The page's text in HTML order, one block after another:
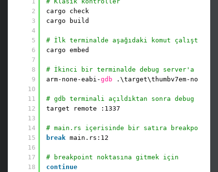
2
3
4
5
6
7
8
9
10
11
12
13
14
15
16
17
18
cargo check
cargo build
# İlk terminalde aşağıdaki komut
cargo embed
# İkinci bir terminalde debug server'a
arm-none-eabi-gdb .\target\thumbv7em-none-
# gdb terminali açıldıktan sonra debug
target remote :1337
# main.rs içerisinde bir satıra breakpoint
break main.rs:12
# breakpoint noktasına gitmek için
continue